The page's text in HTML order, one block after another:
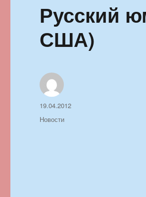
Русский
США)
Автор
Опубликовано
19.04.2012
Рубрики
Новости